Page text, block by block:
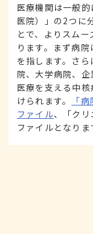
医療機関は一般的
医院）」の2つに
とで、よりスム
ります。まず病
を指します。さ
院、大学病院、
医療を支える中
けられます。
「
ファイル、「クリ
ファイルとなりま